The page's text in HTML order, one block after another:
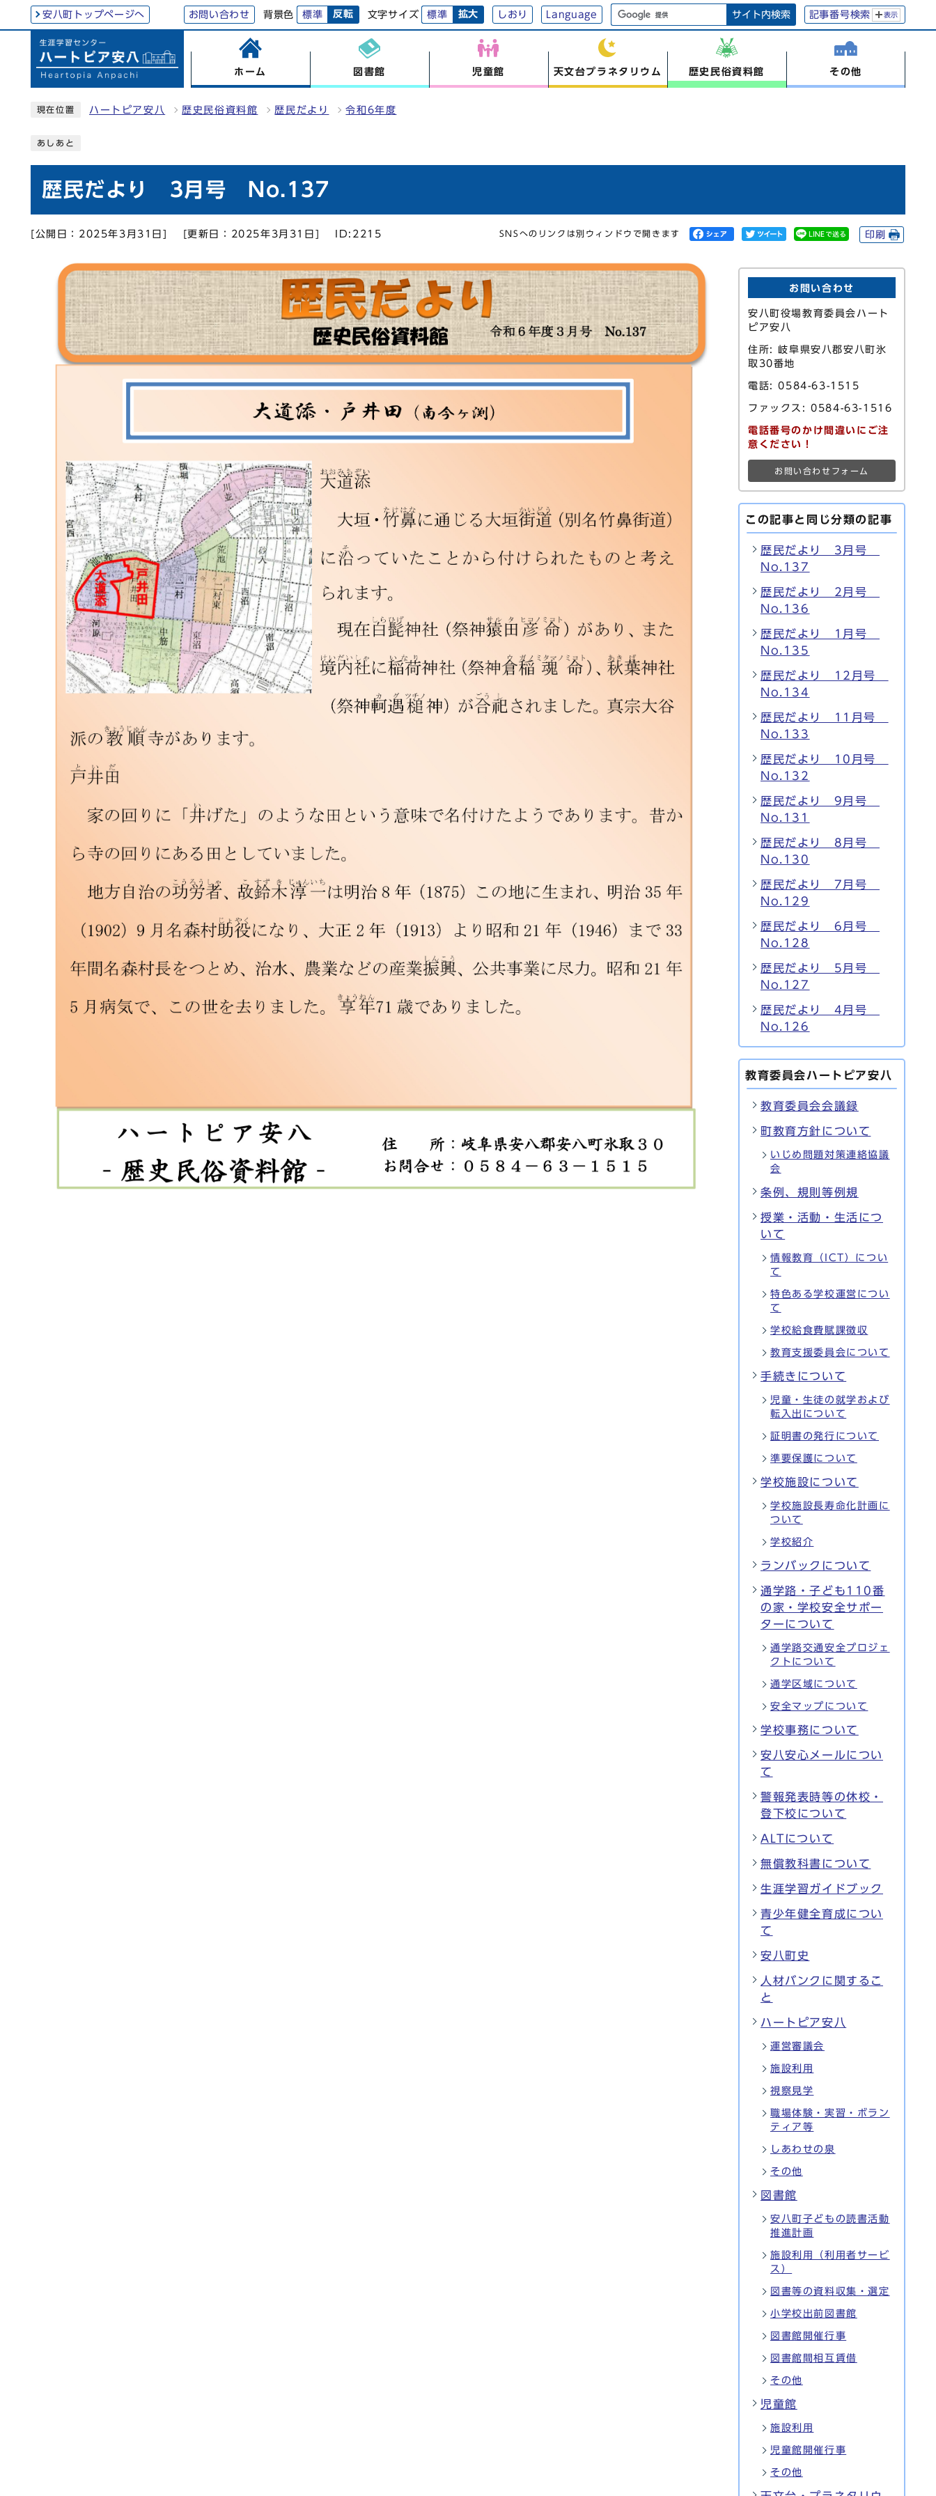
安八町トップページへ お問い合わせ 背景色 標準 反転 文字サイズ 標準 拡大 しおり Language サイト内検索 記事番号検索 表示
ホーム 図書館 児童館 天文台プラネタリウム 歴史民俗資料館 その他
現在位置 ハートピア安八 歴史民俗資料館 歴民だより 令和6年度
あしあと
歴民だより 3月号 No.137
[公開日：2025年3月31日] [更新日：2025年3月31日] ID:2215 SNSへのリンクは別ウィンドウで開きます 印刷
お問い合わせ
安八町役場教育委員会ハート
ピア安八
住所: 岐阜県安八郡安八町氷
取30番地
電話: 0584-63-1515
ファックス: 0584-63-1516
電話番号のかけ間違いにご注
意ください！
お問い合わせフォーム
この記事と同じ分類の記事
歴民だより 3月号
No.137
歴民だより 2月号
No.136
歴民だより 1月号
No.135
歴民だより 12月号
No.134
歴民だより 11月号
No.133
歴民だより 10月号
No.132
歴民だより 9月号
No.131
歴民だより 8月号
No.130
歴民だより 7月号
No.129
歴民だより 6月号
No.128
歴民だより 5月号
No.127
歴民だより 4月号
No.126
教育委員会ハートピア安八
教育委員会会議録
町教育方針について
いじめ問題対策連絡協議
会
条例、規則等例規
授業・活動・生活につ
いて
情報教育（ICT）につい
て
特色ある学校運営につい
て
学校給食費賦課徴収
教育支援委員会について
手続きについて
児童・生徒の就学および
転入出について
証明書の発行について
準要保護について
学校施設について
学校施設長寿命化計画に
ついて
学校紹介
ランバックについて
通学路・子ども110番
の家・学校安全サポー
ターについて
通学路交通安全プロジェ
クトについて
通学区域について
安全マップについて
学校事務について
安八安心メールについ
て
警報発表時等の休校・
登下校について
ALTについて
無償教科書について
生涯学習ガイドブック
青少年健全育成につい
て
安八町史
人材バンクに関するこ
と
ハートピア安八
運営審議会
施設利用
視察見学
職場体験・実習・ボラン
ティア等
しあわせの泉
その他
図書館
安八町子どもの読書活動
推進計画
施設利用（利用者サービ
ス）
図書等の資料収集・選定
小学校出前図書館
図書館開催行事
図書館間相互賃借
その他
児童館
施設利用
児童館開催行事
その他